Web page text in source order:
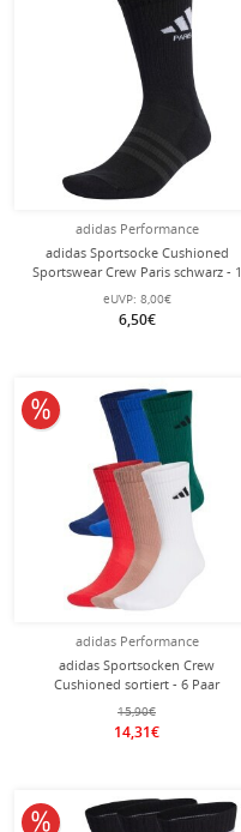
adidas Performance
adidas Sportsocke Cushioned
Sportswear Crew Paris schwarz - 1
Paar
eUVP: 8,00€
6,50€
adidas Performance
adidas Sportsocken Crew
Cushioned sortiert - 6 Paar
15,90€
14,31€
10% reduziert
10% reduziert